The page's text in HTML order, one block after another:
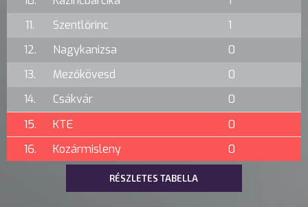
11.
Szentlőrinc
1
12.
Nagykanizsa
0
13.
Mezőkövesd
0
14.
Csákvár
0
15.
KTE
0
16.
Kozármisleny 0
RÉSZLETES TABELLA